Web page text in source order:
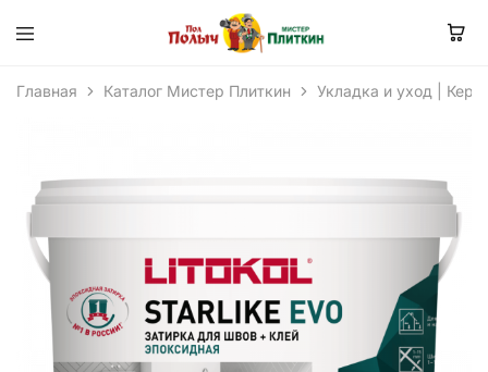
Главная Каталог Мистер Плиткин Укладка и уход |